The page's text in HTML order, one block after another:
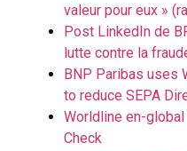
valeur pour eux »
Post LinkedIn de
lutte contre la
BNP Paribas uses
to reduce SEPA
Worldline en-
Check